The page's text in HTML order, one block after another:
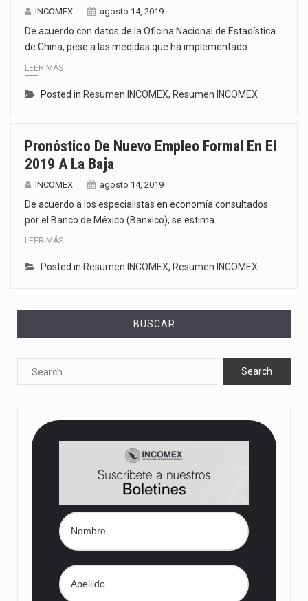
INCOMEX agosto 14, 2019
De acuerdo con datos de la Oficina Nacional de Estadística
de China, pese a las medidas que ha implementado…
LEER MÁS
Posted in Resumen INCOMEX, Resumen INCOMEX
Pronóstico De Nuevo Empleo Formal En El
2019 A La Baja
INCOMEX agosto 14, 2019
De acuerdo a los especialistas en economía consultados
por el Banco de México (Banxico), se estima…
LEER MÁS
Posted in Resumen INCOMEX, Resumen INCOMEX
BUSCAR